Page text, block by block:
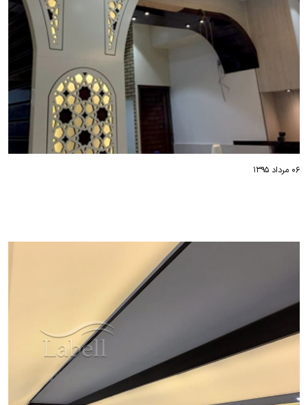
۰۶ مرداد ۱۳۹۵